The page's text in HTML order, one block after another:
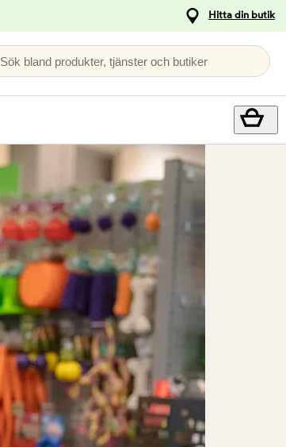
Hitta din butik
Sök bland produkter, tjänster och butiker